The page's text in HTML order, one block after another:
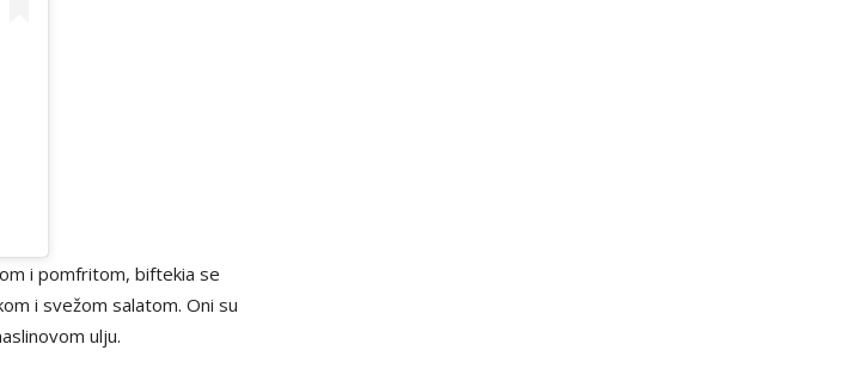
i pomfritom, biftekia se
i svežom salatom. Oni su
ulju.